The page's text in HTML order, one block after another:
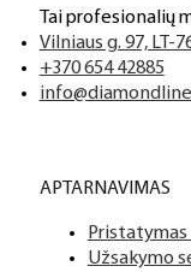
Tai profesionalių
Vilniaus g. 97, LT-
+370 654 42885
APTARNAVIMAS
Užsakymo